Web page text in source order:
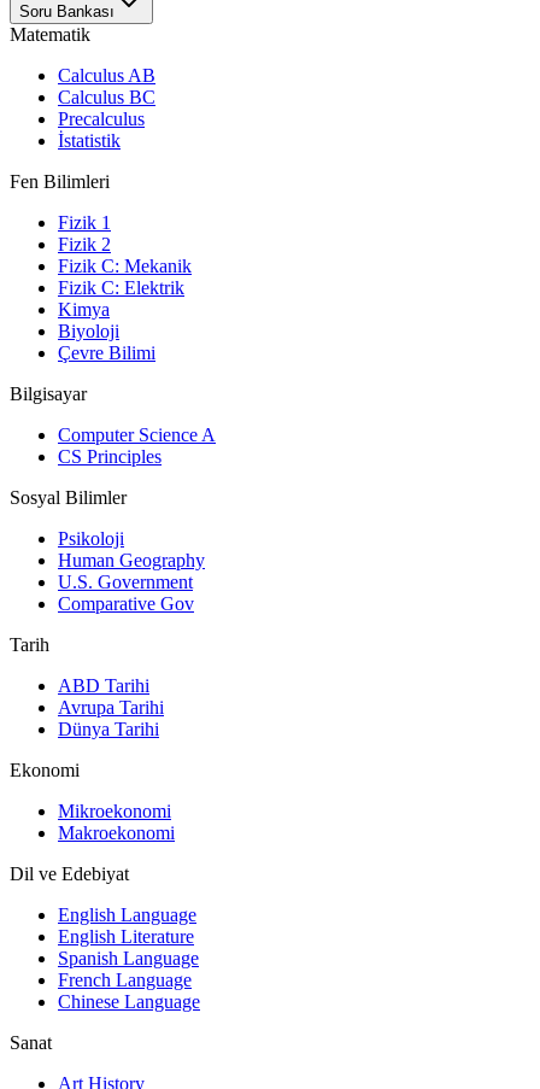
Soru Bankası
Matematik
Calculus AB
Calculus BC
Precalculus
İstatistik
Fen Bilimleri
Fizik 1
Fizik 2
Fizik C: Mekanik
Fizik C: Elektrik
Kimya
Biyoloji
Çevre Bilimi
Bilgisayar
Computer Science A
CS Principles
Sosyal Bilimler
Psikoloji
Human Geography
U.S. Government
Comparative Gov
Tarih
ABD Tarihi
Avrupa Tarihi
Dünya Tarihi
Ekonomi
Mikroekonomi
Makroekonomi
Dil ve Edebiyat
English Language
English Literature
Spanish Language
French Language
Chinese Language
Sanat
Art History